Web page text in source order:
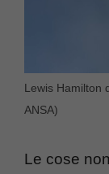
Lewis Hamilton
ANSA)
Le cose